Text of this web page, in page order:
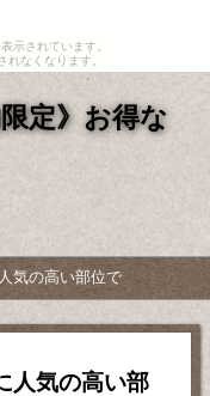
示されています。
れなくなります。
定》お得な
気の高い部位で
人気の高い部